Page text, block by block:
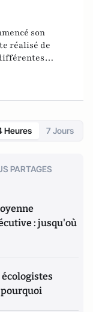
son
réalisé de
de l’ONU » a
Heures 7 Jours
PARTAGES
: jusqu'où
écologistes
pourquoi